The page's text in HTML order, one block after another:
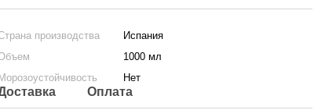
производства
Испания
1000 мл
Морозоустойчивость
Нет
Оплата